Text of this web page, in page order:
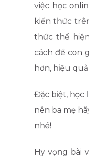
việc học
kiến thức
thức thể
cách để con
hơn, hiệu
Đặc biệt, học
nên ba mẹ
nhé!
Hy vọng bài